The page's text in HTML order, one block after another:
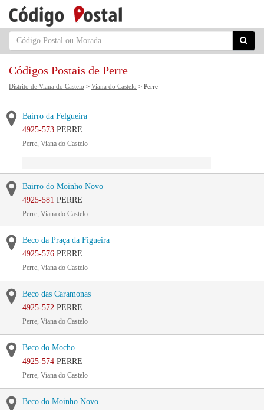
Códigos Postais de Perre
Distrito de Viana do Castelo > Viana do Castelo > Perre
Bairro da Felgueira
4925-573 PERRE
Perre, Viana do Castelo
Bairro do Moinho Novo
4925-581 PERRE
Perre, Viana do Castelo
Beco da Praça da Figueira
4925-576 PERRE
Perre, Viana do Castelo
Beco das Caramonas
4925-572 PERRE
Perre, Viana do Castelo
Beco do Mocho
4925-574 PERRE
Perre, Viana do Castelo
Beco do Moinho Novo